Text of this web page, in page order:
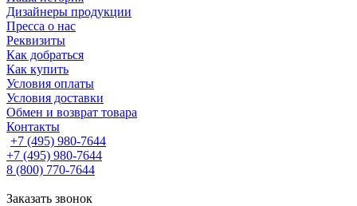
Дизайнеры продукции
Пресса о нас
Реквизиты
Как добраться
Как купить
Условия оплаты
Условия доставки
Обмен и возврат товара
Контакты
+7 (495) 980-7644
+7 (495) 980-7644
8 (800) 770-7644
Заказать звонок